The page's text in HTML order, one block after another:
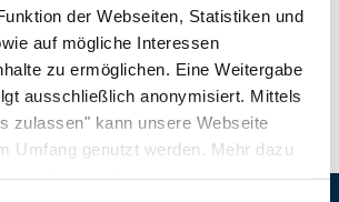
der Webseiten, Statistiken und
auf mögliche Interessen
zu ermöglichen. Eine Weitergabe
ausschließlich anonymisiert. Mittels
zulassen" kann unsere Webseite
Umfang genutzt werden. Mehr dazu
.
Plan B - Peter Trefzger(PDF, 112 K